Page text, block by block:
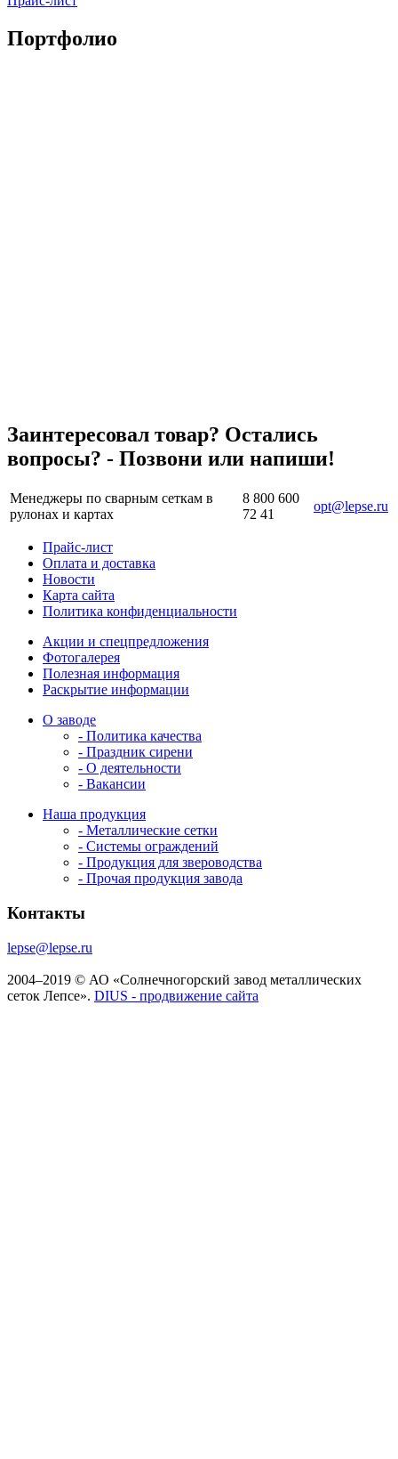
Портфолио
Заинтересовал товар? Остались
вопросы? - Позвони или напиши!
Менеджеры по сварным сеткам в
рулонах и картах
8 800 600
72 41
opt@lepse.ru
Прайс-лист
Оплата и доставка
Новости
Карта сайта
Политика конфиденциальности
Акции и спецпредложения
Фотогалерея
Полезная информация
Раскрытие информации
О заводе
- Политика качества
- Праздник сирени
- О деятельности
- Вакансии
Наша продукция
- Металлические сетки
- Системы ограждений
- Продукция для звероводства
- Прочая продукция завода
Контакты
lepse@lepse.ru
2004–2019 © АО «Солнечногорский завод металлических
сеток Лепсе». DIUS - продвижение сайта